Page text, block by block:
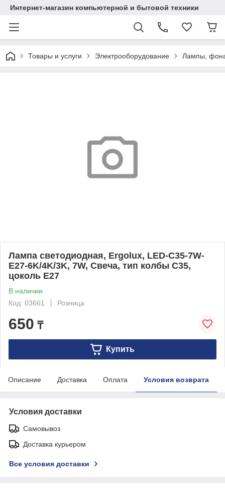
Интернет-магазин компьютерной и бытовой техники
Товары и услуги Электрооборудование Лампы,
Лампа светодиодная, Ergolux, LED-C35-7W-
E27-6K/4K/3K, 7W, Свеча, тип колбы С35,
цоколь E27
В наличии
Код: 03661
Розница
650 ₸
Купить
Описание Доставка Оплата Условия возврата
Условия доставки
Самовывоз
Доставка курьером
Все условия доставки